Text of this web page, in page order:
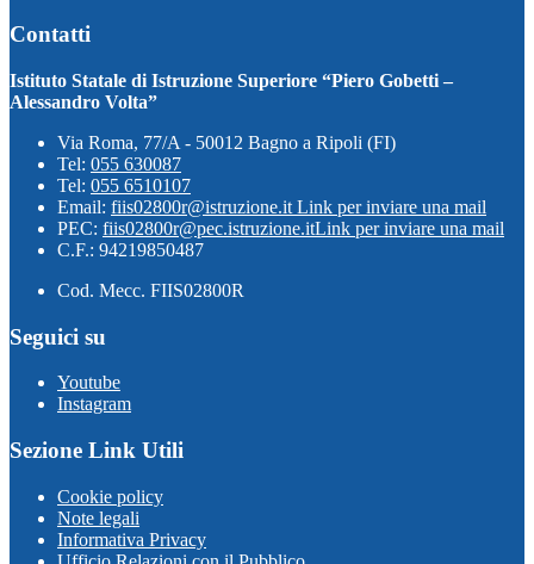
Contatti
Istituto Statale di Istruzione Superiore “Piero Gobetti –
Alessandro Volta”
Via Roma, 77/A - 50012 Bagno a Ripoli (FI)
Tel: 055 630087
Tel: 055 6510107
Email: fiis02800r@istruzione.it Link per inviare una mail
PEC: fiis02800r@pec.istruzione.itLink per inviare una mail
C.F.: 94219850487
Cod. Mecc. FIIS02800R
Seguici su
Youtube
Instagram
Sezione Link Utili
Cookie policy
Note legali
Informativa Privacy